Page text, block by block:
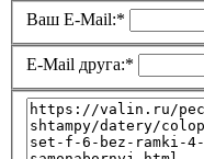
Ваш E-Mail:*
E-Mail друга:*